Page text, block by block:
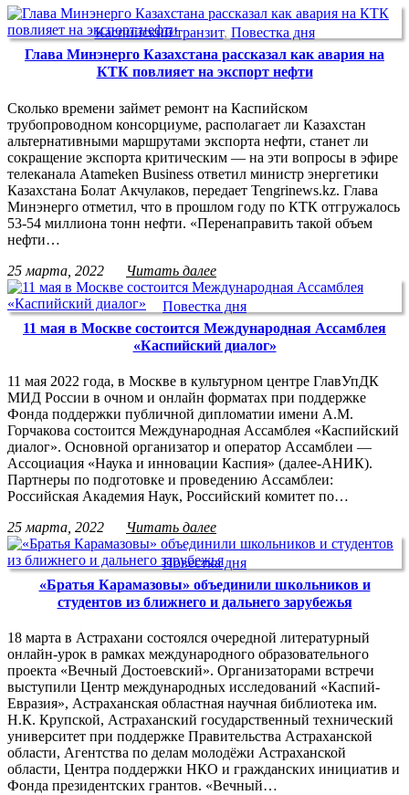
Каспийский транзит, Повестка дня
Глава Минэнерго Казахстана рассказал как авария на
КТК повлияет на экспорт нефти
Сколько времени займет ремонт на Каспийском
трубопроводном консорциуме, располагает ли Казахстан
альтернативными маршрутами экспорта нефти, станет ли
сокращение экспорта критическим — на эти вопросы в эфире
телеканала Atameken Business ответил министр энергетики
Казахстана Болат Акчулаков, передает Tengrinews.kz. Глава
Минэнерго отметил, что в прошлом году по КТК отгружалось
53-54 миллиона тонн нефти. «Перенаправить такой объем
нефти…
25 марта, 2022
Читать далее
Повестка дня
11 мая в Москве состоится Международная Ассамблея
«Каспийский диалог»
11 мая 2022 года, в Москве в культурном центре ГлавУпДК
МИД России в очном и онлайн форматах при поддержке
Фонда поддержки публичной дипломатии имени А.М.
Горчакова состоится Международная Ассамблея «Каспийский
диалог». Основной организатор и оператор Ассамблеи —
Ассоциация «Наука и инновации Каспия» (далее-АНИК).
Партнеры по подготовке и проведению Ассамблеи:
Российская Академия Наук, Российский комитет по…
25 марта, 2022
Читать далее
Повестка дня
«Братья Карамазовы» объединили школьников и
студентов из ближнего и дальнего зарубежья
18 марта в Астрахани состоялся очередной литературный
онлайн-урок в рамках международного образовательного
проекта «Вечный Достоевский». Организаторами встречи
выступили Центр международных исследований «Каспий-
Евразия», Астраханская областная научная библиотека им.
Н.К. Крупской, Астраханский государственный технический
университет при поддержке Правительства Астраханской
области, Агентства по делам молодёжи Астраханской
области, Центра поддержки НКО и гражданских инициатив и
Фонда президентских грантов. «Вечный…